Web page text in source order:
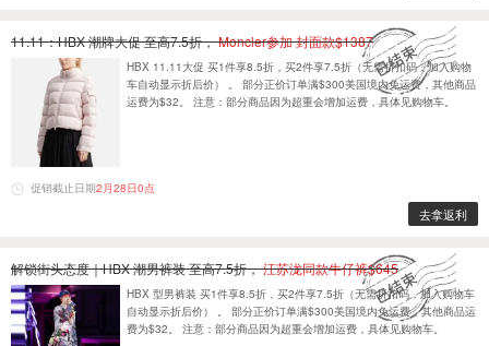
11.11：HBX 潮牌大促 至高7.5折，Moncler参加 封面款$1387
HBX 11.11大促 买1件享8.5折，买2件享7.5折（无需折扣码，加入购物
车自动显示折后价） 。 部分正价订单满$300美国境内免运费，其他商品
运费为$32。 注意：部分商品因为超重会增加运费，具体见购物车。
促销截止日期2月28日0点
去拿返利
解锁街头态度｜HBX 潮男裤装 至高7.5折，汪苏泷同款牛仔裤$645
HBX 型男裤装 买1件享8.5折，买2件享7.5折（无需折扣码，加入购物车
自动显示折后价） 。 部分正价订单满$300美国境内免运费，其他商品运
费为$32。 注意：部分商品因为超重会增加运费，具体见购物车。